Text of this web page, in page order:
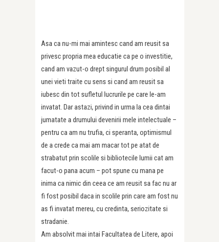
Asa ca nu-mi mai amintesc cand am reusit sa
privesc propria mea educatie ca pe o investitie,
cand am vazut-o drept singurul drum posibil al
unei vieti traite cu sens si cand am reusit sa
iubesc din tot sufletul lucrurile pe care le-am
invatat. Dar astazi, privind in urma la cea dintai
jumatate a drumului devenirii mele intelectuale –
pentru ca am nu trufia, ci speranta, optimismul
de a crede ca mai am macar tot pe atat de
strabatut prin scolile si bibliotecile lumii cat am
facut-o pana acum – pot spune cu mana pe
inima ca nimic din ceea ce am reusit sa fac nu ar
fi fost posibil daca in scolile prin care am fost nu
as fi invatat mereu, cu credinta, seriozitate si
stradanie.
Am absolvit mai intai Facultatea de Litere, apoi